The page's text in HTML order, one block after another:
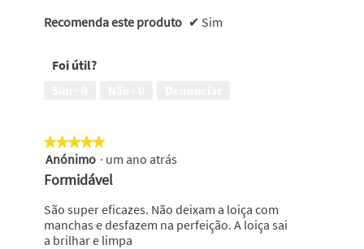
Recomenda este produto ✔ Sim
Foi útil?
★★★★★
★★★★★
5
em
estrelas.
Anónimo · um ano atrás
Formidável
São super eficazes. Não deixam a loiça com
manchas e desfazem na perfeição. A loiça sai
a brilhar e limpa